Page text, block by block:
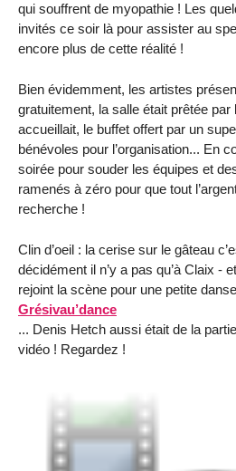
qui souffrent de myopathie ! Les
invités ce soir là pour assister au
encore plus de cette réalité !
Bien évidemment, les artistes
gratuitement, la salle était prêtée par
accueillait, le buffet offert par un
bénévoles pour l’organisation... En
soirée pour souder les équipes et
ramenés à zéro pour que tout
recherche !
Clin d’oeil : la cerise sur le gâteau
décidément il n’y a pas qu’à Claix -
rejoint la scène pour une petite
Grésivau’dance
... Denis Hetch aussi était de la
vidéo ! Regardez !